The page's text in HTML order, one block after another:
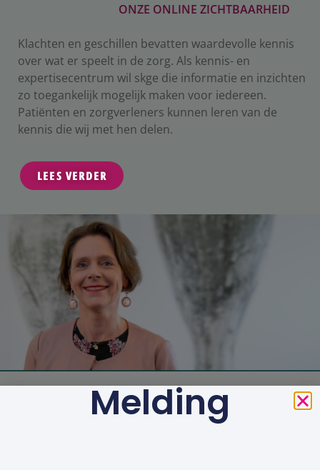
ONZE ONLINE ZICHTBAARHEID
Klachten en geschillen bevatten waardevolle kennis
over wat er speelt in de zorg. Als kennis- en
expertisecentrum wil skge die informatie en inzichten
zo toegankelijk mogelijk maken voor iedereen.
Patiënten en zorgverleners kunnen leren van de
kennis die wij met hen delen.
LEES VERDER
Het goede gesprek als de beste
oplossing
NAWOORD DOOR ONZE
DIRECTEUR/BESTUURDER
Melding